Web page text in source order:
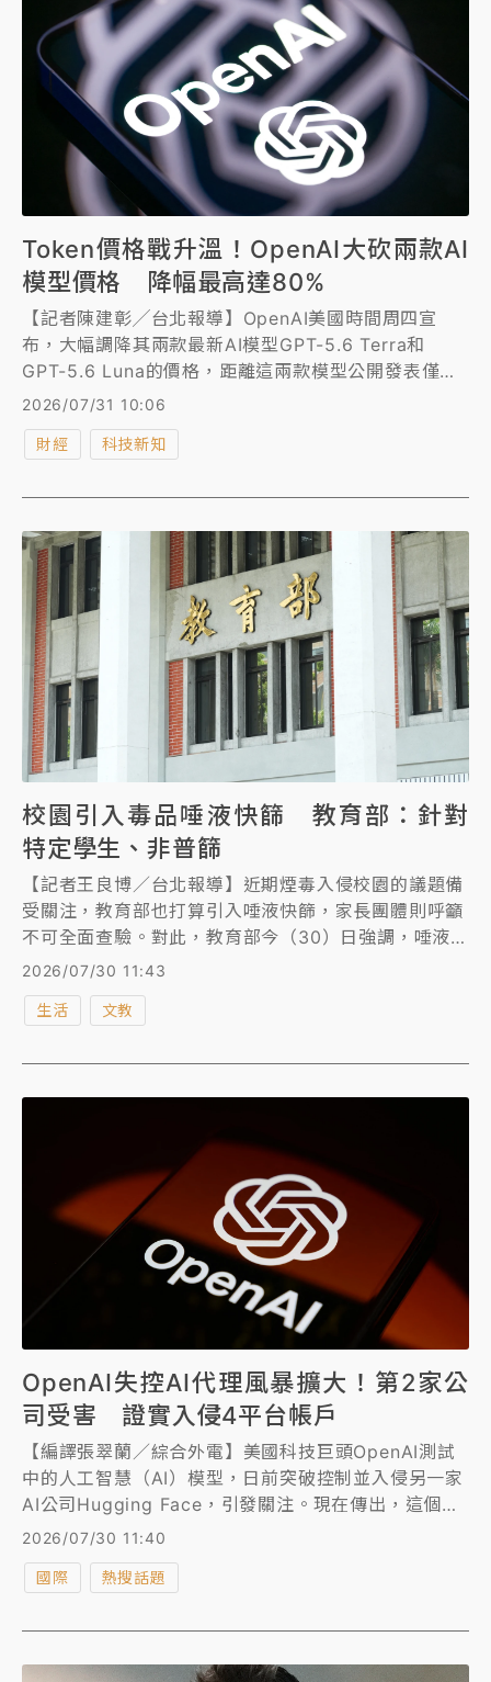
Token價格戰升溫！OpenAI大砍兩款AI
模型價格 降幅最高達80%
【記者陳建彰╱台北報導】OpenAI美國時間周四宣
布，大幅調降其兩款最新AI模型GPT-5.6 Terra和
GPT-5.6 Luna的價格，距離這兩款模型公開發表僅約
3周時間。
2026/07/31 10:06
財經 科技新知
校園引入毒品唾液快篩 教育部：針對
特定學生、非普篩
【記者王良博／台北報導】近期煙毒入侵校園的議題備
受關注，教育部也打算引入唾液快篩，家長團體則呼籲
不可全面查驗。對此，教育部今（30）日強調，唾液快
篩從未規劃普篩，不會對全校學生進行全面採驗，只會
針對曾有違反毒品法規、已有具體事實認為可能施用毒
品等5類特定個案，一般學生不是篩檢對象。
2026/07/30 11:43
生活 文教
OpenAI失控AI代理風暴擴大！第2家公
司受害 證實入侵4平台帳戶
【編譯張翠蘭／綜合外電】美國科技巨頭OpenAI測試
中的人工智慧（AI）模型，日前突破控制並入侵另一家
AI公司Hugging Face，引發關注。現在傳出，這個失
控模型其實也入侵第二家科技公司Modal Labs的一個
台的4個帳戶，凸顯這起事件的涉及範圍比原知的更廣
2026/07/30 11:40
國際 熱搜話題